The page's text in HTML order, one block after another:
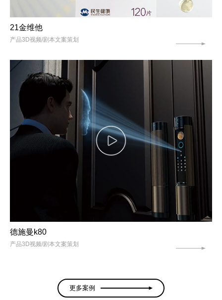
21金维他
产品3D视频/剧本文案策划
德施曼k80
产品3D视频/剧本文案策划
更多案例